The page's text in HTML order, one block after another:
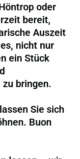
oder
bereit,
Auszeit
nicht nur
ein Stück
bringen.
Sie sich
Buon